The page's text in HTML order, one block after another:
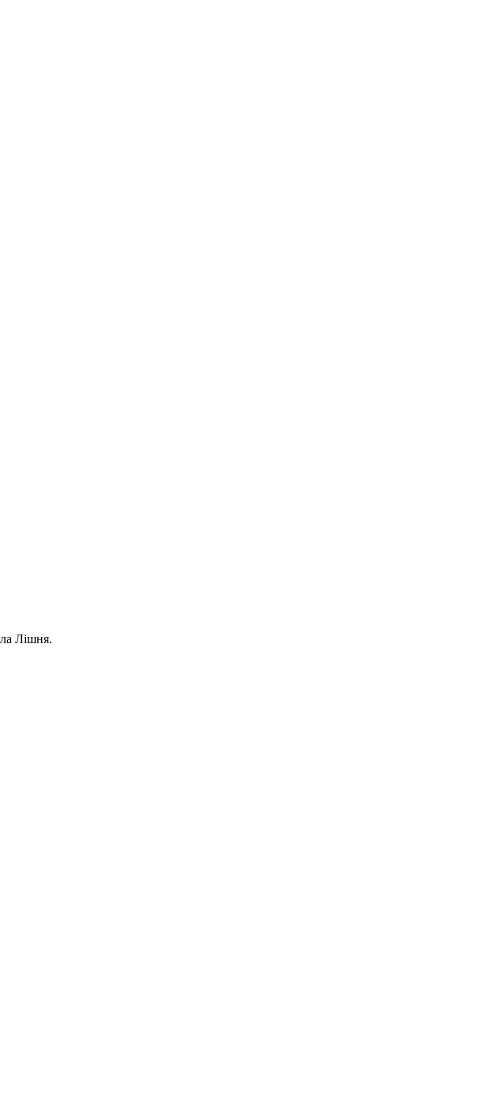
Лішня.